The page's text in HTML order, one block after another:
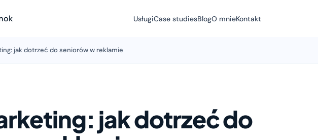
UsługiCase studiesBlogO mnieKontakt
jak dotrzeć do seniorów w reklamie
jak dotrzeć do